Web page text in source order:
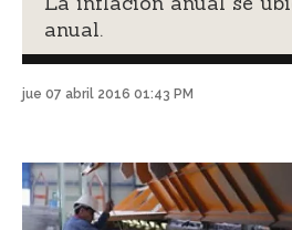
anual.
jue 07 abril 2016 01:43 PM